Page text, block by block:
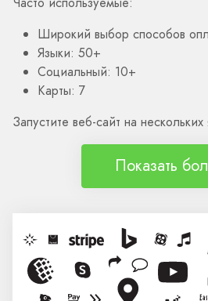
Широкий выбор способов
Языки: 50+
Социальный: 10+
Карты: 7
Запустите веб-сайт на нескольких
Показать